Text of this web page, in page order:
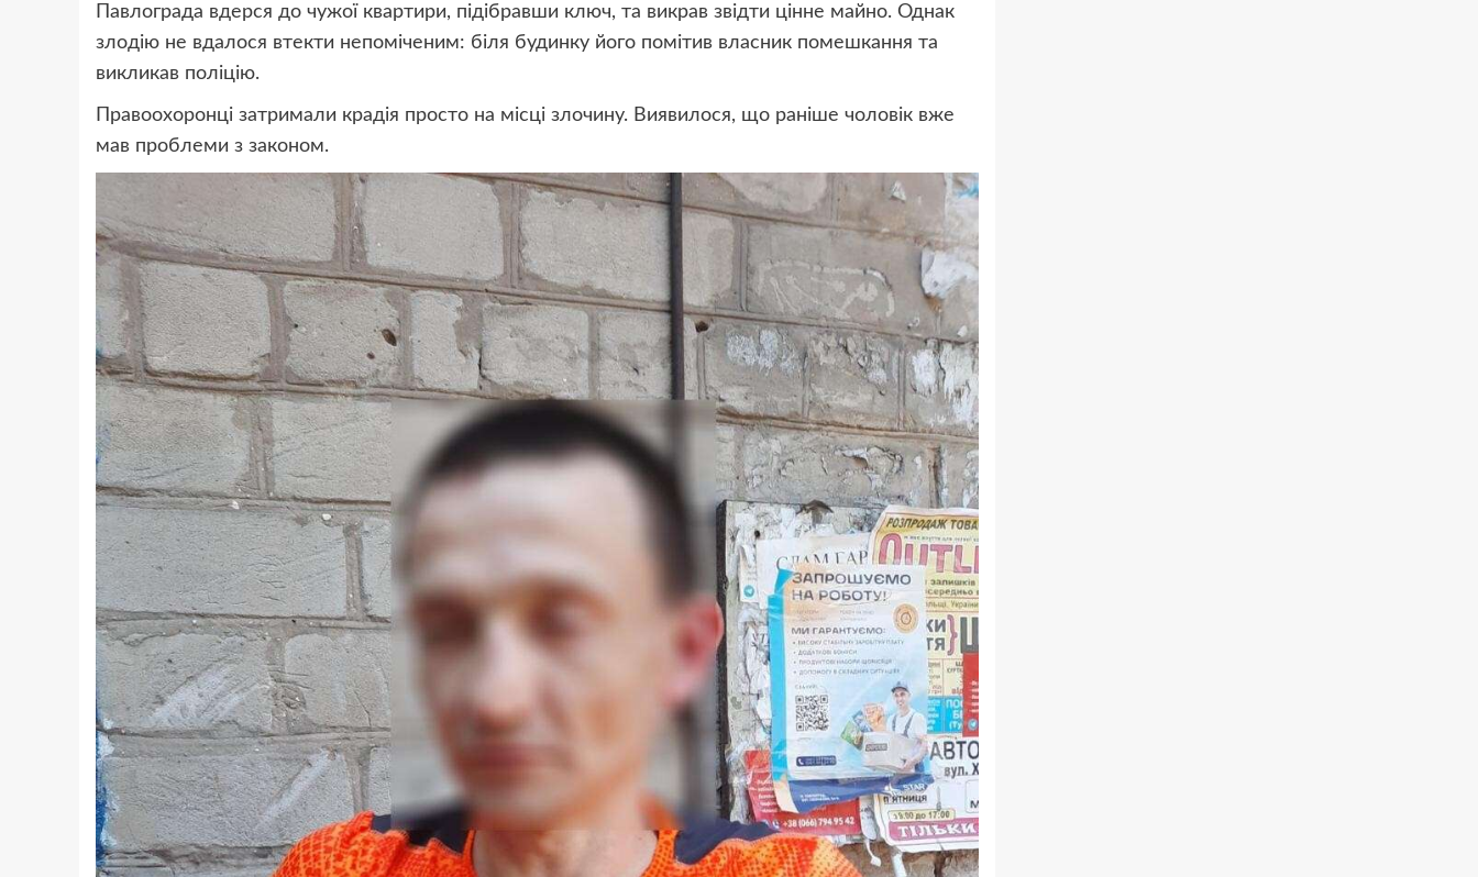
Павлограда вдерся до чужої квартири, підібравши ключ, та викрав звідти цінне майно. Однак
злодію не вдалося втекти непоміченим: біля будинку його помітив власник помешкання та
викликав поліцію.
Правоохоронці затримали крадія просто на місці злочину. Виявилося, що раніше чоловік вже
мав проблеми з законом.